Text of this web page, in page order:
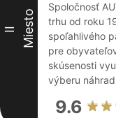
II Miesto
Spoločnosť
trhu od roku
spoľahlivého
pre
skúsenosti
výberu
9.6